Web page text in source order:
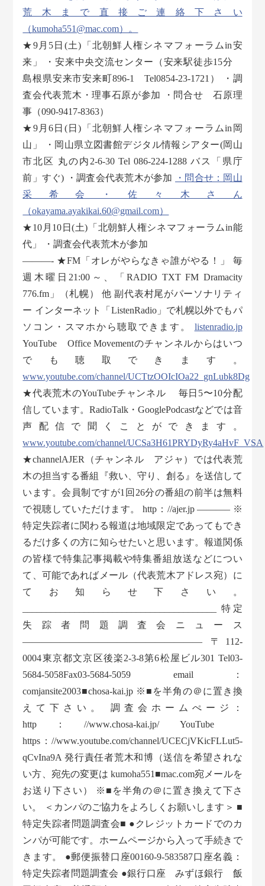
荒木まで直接ご連絡下さい
（kumoha551@mac.com）。
★9月5日(土)「北朝鮮人権シネマフォーラムin安
来」 ・安来中央交流センター（安来駅徒歩15分
島根県安来市安来町896-1 Tel0854-23-1721） ・調
査会代表荒木・理事石原が参加 ・問合せ 石原理
事（090-9417-8363）
★9月6日(日)「北朝鮮人権シネマフォーラムin岡
山」 ・岡山県立図書館デジタル情報シアター(岡山
市北区 丸の内2-6-30 Tel 086-224-1288 バス「県庁
前」すぐ) ・調査会代表荒木が参加
・問合せ：岡山
采希会・佐々木さん
（okayama.ayakikai.60@gmail.com）
★10月10日(土)「北朝鮮人権シネマフォーラムin能
代」 ・調査会代表荒木が参加
———- ★FM「オレがやらなきゃ誰がやる！」 毎
週木曜日21:00～、「RADIO TXT FM Dramacity
776.fm」（札幌） 他 副代表村尾がパーソナリティ
ー インターネット「ListenRadio」で札幌以外でもパ
ソコン・スマホから聴取できます。 listenradio.jp
YouTube Office Movementのチャンネルからはいつ
でも聴取できます。
www.youtube.com/channel/UCTtzOOIcIOa22_gnLubk8Dg
★代表荒木のYouTubeチャンネル 毎日5〜10分配
信しています。RadioTalk・GooglePodcastなどでは音
声配信で聞くことができます。
www.youtube.com/channel/UCSa3H61PRYDyRy4aHvF_VSA
★channelAJER（チャンネル アジャ）では代表荒
木の担当する番組『救い、守り、創る』を送信して
います。会員制ですが1回26分の番組の前半は無料
で視聴していただけます。 http：//ajer.jp ———– ※
特定失踪者に関わる報道は地域限定であってもでき
るだけ多くの方に知らせたいと思います。報道関係
の皆様で特集記事掲載や特集番組放送などについ
て、可能であればメール（代表荒木アドレス宛）に
てお知らせ下さい。
_________________________________________ 特定
失踪者問題調査会ニュース
——————————————————— 〒112-
0004東京都文京区後楽2-3-8第6松屋ビル301 Tel03-
5684-5058Fax03-5684-5059 email：
comjansite2003■chosa-kai.jp ※■を半角の＠に置き換
えて下さい。 調査会ホームぺージ：
http：//www.chosa-kai.jp/ YouTube
https：//www.youtube.com/channel/UCECjVKicFLLut5-
qCvIna9A 発行責任者荒木和博（送信を希望されな
い方、宛先の変更は kumoha551■mac.com宛メールを
お送り下さい） ※■を半角の＠に置き換えて下さ
い。 ＜カンパのご協力をよろしくお願いします＞ ■
特定失踪者問題調査会■ ●クレジットカードでのカ
ンパが可能です。ホームページから入って手続きで
きます。 ●郵便振替口座00160-9-583587口座名義：
特定失踪者問題調査会 ●銀行口座 みずほ銀行 飯